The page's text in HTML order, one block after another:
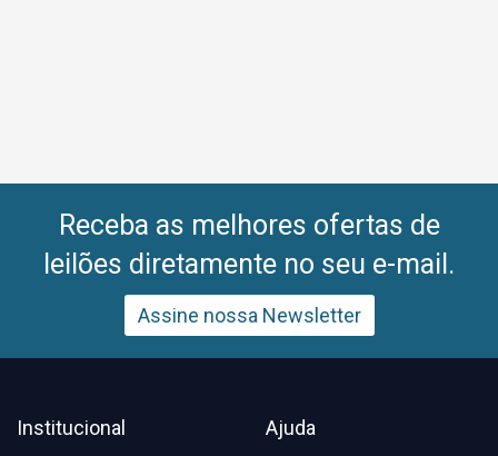
Receba as melhores ofertas de
leilões diretamente no seu e-mail.
Assine nossa Newsletter
Institucional Ajuda